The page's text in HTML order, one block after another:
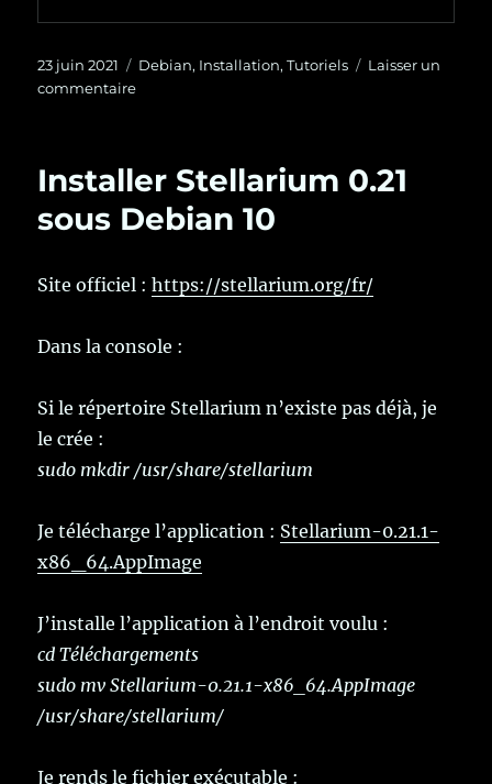
Publié
le
23 juin 2021 Catégories
Debian, Installation,Tutoriels
Laisser un
commentairesur
sous
Debian
10
Installer Stellarium 0.21
sous Debian 10
Site officiel :https://stellarium.org/fr/
Dans la console :
Si le répertoire Stellarium n’existe pas déjà, je
le crée :
sudo mkdir /usr/share/stellarium
Je télécharge l’application : Stellarium-0.21.1-
x86_64.AppImage
J’installe l’application à l’endroit voulu :
cd Téléchargements
sudo mv Stellarium-0.21.1-x86_64.AppImage
/usr/share/stellarium/
Je rends le fichier exécutable :